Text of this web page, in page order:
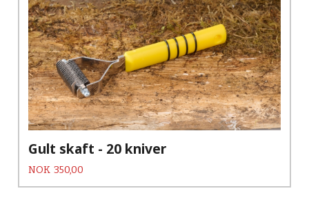
Gult skaft - 20 kniver
Pris
NOK 350,00